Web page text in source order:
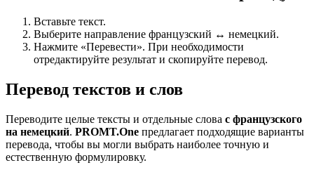
Вставьте текст.
Выберите направление французский ↔ немецкий.
Нажмите «Перевести». При необходимости
отредактируйте результат и скопируйте перевод.
Перевод текстов и слов
Переводите целые тексты и отдельные слова с французского
на немецкий. PROMT.One предлагает подходящие варианты
перевода, чтобы вы могли выбрать наиболее точную и
естественную формулировку.